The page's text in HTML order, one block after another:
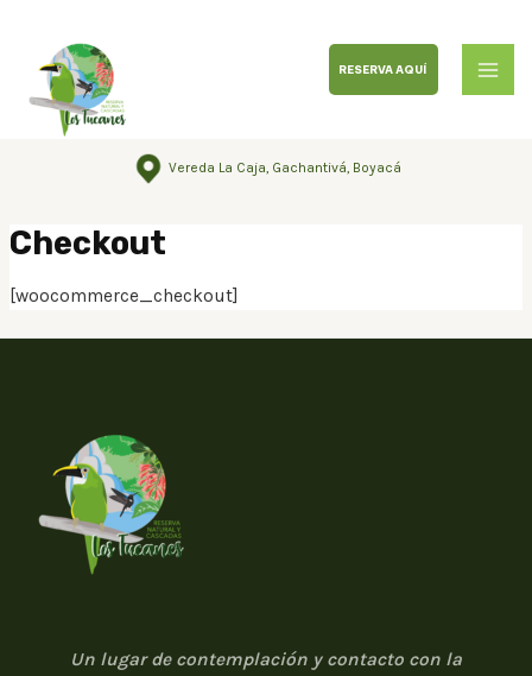
RESERVA AQUÍ
Vereda La Caja, Gachantivá, Boyacá
Checkout
[woocommerce_checkout]
Un lugar de contemplación y contacto con la